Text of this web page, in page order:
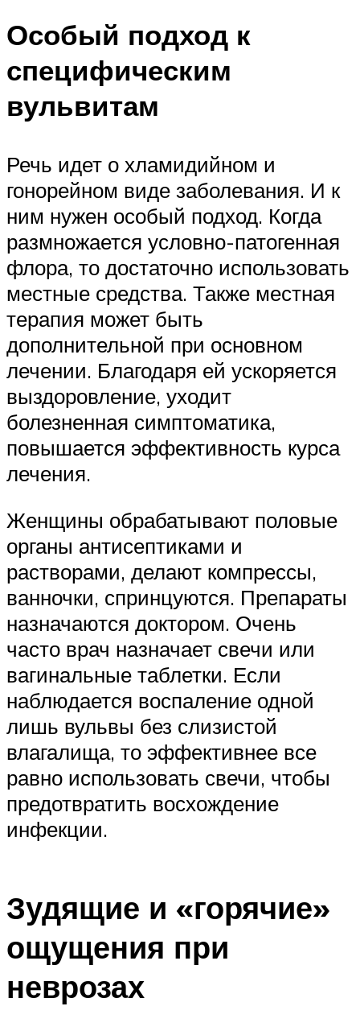
Особый подход к
специфическим
вульвитам
Речь идет о хламидийном и
гонорейном виде заболевания. И к
ним нужен особый подход. Когда
размножается условно-патогенная
флора, то достаточно использовать
местные средства. Также местная
терапия может быть
дополнительной при основном
лечении. Благодаря ей ускоряется
выздоровление, уходит
болезненная симптоматика,
повышается эффективность курса
лечения.
Женщины обрабатывают половые
органы антисептиками и
растворами, делают компрессы,
ванночки, спринцуются. Препараты
назначаются доктором. Очень
часто врач назначает свечи или
вагинальные таблетки. Если
наблюдается воспаление одной
лишь вульвы без слизистой
влагалища, то эффективнее все
равно использовать свечи, чтобы
предотвратить восхождение
инфекции.
Зудящие и «горячие»
ощущения при
неврозах